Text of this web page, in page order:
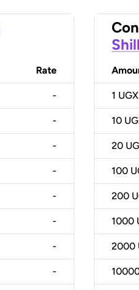
Rate
-
-
-
-
-
-
-
-
1 UGX
10
20
100
200
1000
2000